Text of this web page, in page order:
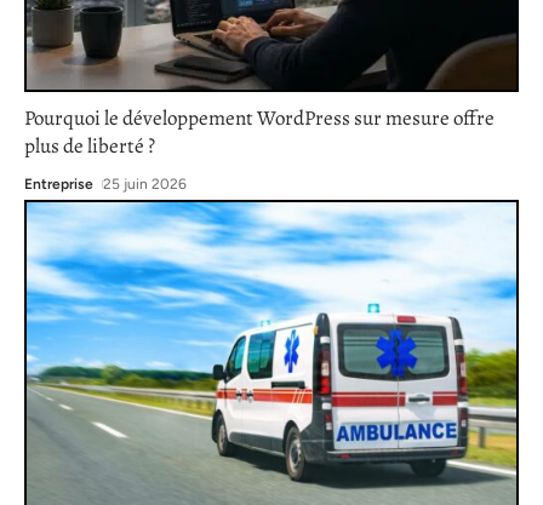
Pourquoi le développement WordPress sur mesure offre
plus de liberté ?
Entreprise 25 juin 2026